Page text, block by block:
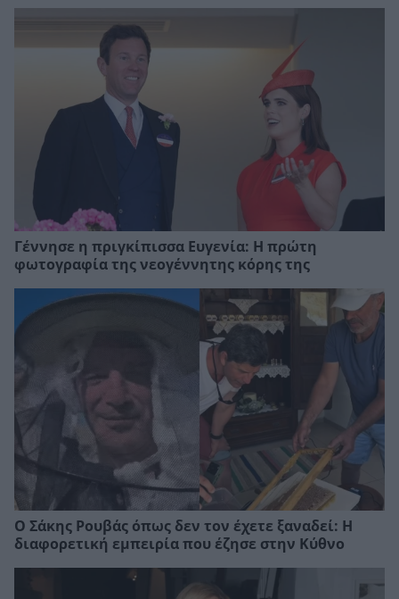
Γέννησε η πριγκίπισσα Ευγενία: Η πρώτη
φωτογραφία της νεογέννητης κόρης της
Ο Σάκης Ρουβάς όπως δεν τον έχετε ξαναδεί: Η
διαφορετική εμπειρία που έζησε στην Κύθνο